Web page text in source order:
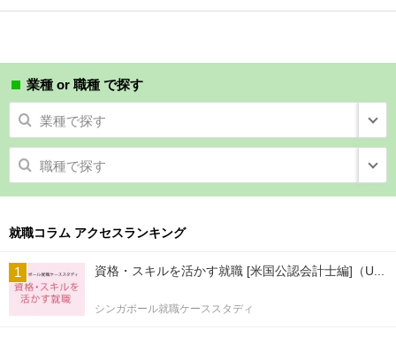
業種 or 職種 で探す
業種で探す
職種で探す
就職コラム アクセスランキング
資格・スキルを活かす就職 [米国公認会計士編]（U...
シンガポール就職ケーススタディ